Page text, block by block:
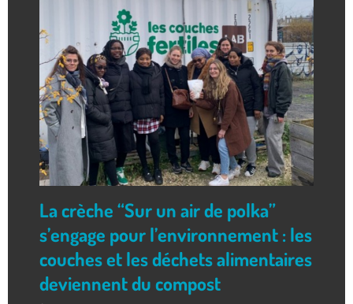
La crèche “Sur un air de polka”
s’engage pour l’environnement : les
couches et les déchets alimentaires
deviennent du compost